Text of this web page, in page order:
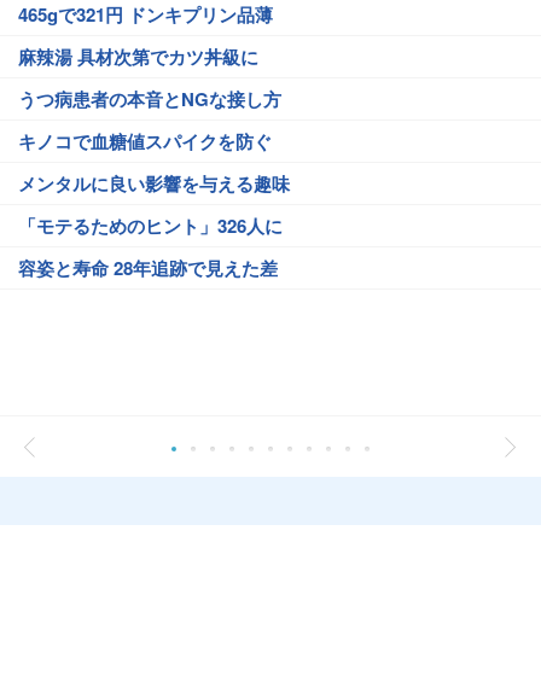
465gで321円 ドンキプリン品薄
麻辣湯 具材次第でカツ丼級に
うつ病患者の本音とNGな接し方
キノコで血糖値スパイクを防ぐ
メンタルに良い影響を与える趣味
「モテるためのヒント」326人に
容姿と寿命 28年追跡で見えた差